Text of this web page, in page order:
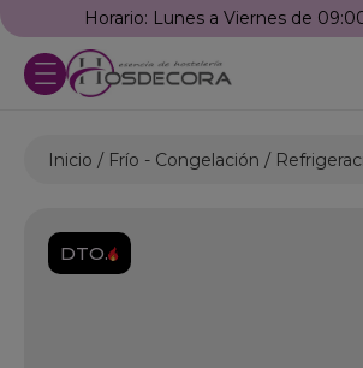
Horario: Lunes a Viernes de
Inicio Frío - Congelación
DTO.